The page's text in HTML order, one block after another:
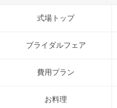
式場トップ
ブライダルフェア
費用プラン
お料理